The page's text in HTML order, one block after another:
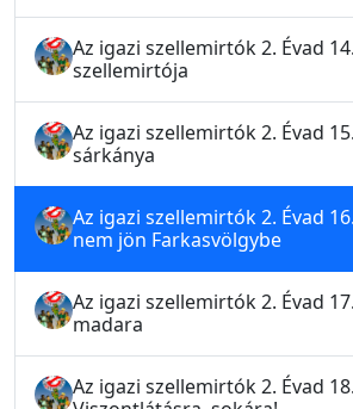
Az igazi szellemirtók 2. Évad
szellemirtója
Az igazi szellemirtók 2. Évad
sárkánya
Az igazi szellemirtók 2. Évad
nem jön Farkasvölgybe
Az igazi szellemirtók 2. Évad
madara
Az igazi szellemirtók 2. Évad